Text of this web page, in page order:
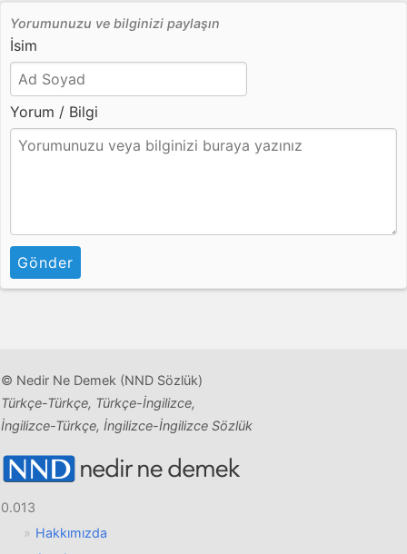
Yorumunuzu ve bilginizi paylaşın
İsim
Yorum / Bilgi
Gönder
© Nedir Ne Demek (NND Sözlük)
Türkçe-Türkçe, Türkçe-İngilizce,
İngilizce-Türkçe, İngilizce-İngilizce Sözlük
0.013
Hakkımızda